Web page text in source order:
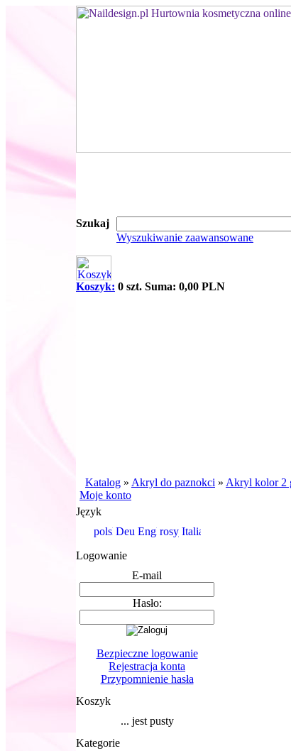
Szukaj
Wyszukiwanie zaawansowane
Koszyk: 0 szt. Suma: 0,00 PLN
Katalog » Akryl do paznokci » Akryl kolor 2
Moje konto
Język
Logowanie
E-mail
Hasło:
Bezpieczne logowanie
Rejestracja konta
Przypomnienie hasła
Koszyk
... jest pusty
Kategorie